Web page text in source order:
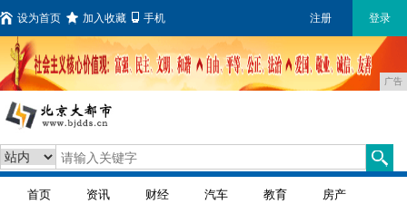
设为首页 加入收藏 手机 注册 登录
广告
首页 资讯 财经 汽车 教育
房产